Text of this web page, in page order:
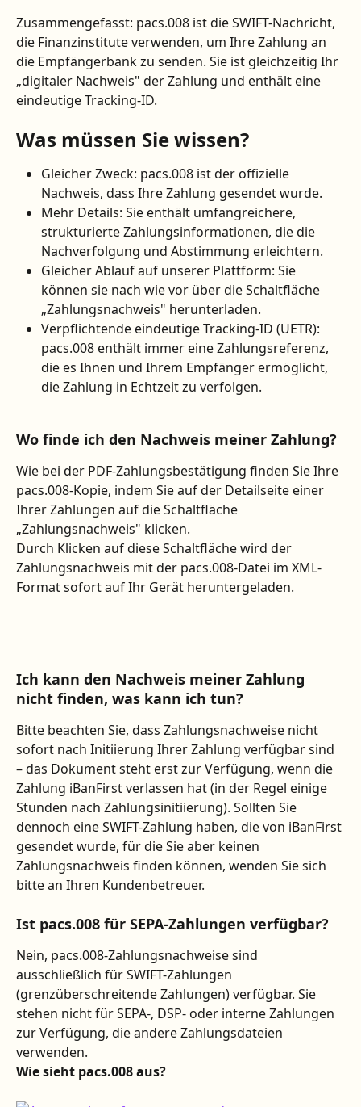
Zusammengefasst: pacs.008 ist die SWIFT-Nachricht,
die Finanzinstitute verwenden, um Ihre Zahlung an
die Empfängerbank zu senden. Sie ist gleichzeitig Ihr
„digitaler Nachweis" der Zahlung und enthält eine
eindeutige Tracking-ID.
Was müssen Sie wissen?
Gleicher Zweck: pacs.008 ist der offizielle
Nachweis, dass Ihre Zahlung gesendet wurde.
Mehr Details: Sie enthält umfangreichere,
strukturierte Zahlungsinformationen, die die
Nachverfolgung und Abstimmung erleichtern.
Gleicher Ablauf auf unserer Plattform: Sie
können sie nach wie vor über die Schaltfläche
„Zahlungsnachweis" herunterladen.
Verpflichtende eindeutige Tracking-ID (UETR):
pacs.008 enthält immer eine Zahlungsreferenz,
die es Ihnen und Ihrem Empfänger ermöglicht,
die Zahlung in Echtzeit zu verfolgen.
Wo finde ich den Nachweis meiner Zahlung?
Wie bei der PDF-Zahlungsbestätigung finden Sie Ihre
pacs.008-Kopie, indem Sie auf der Detailseite einer
Ihrer Zahlungen auf die Schaltfläche
„Zahlungsnachweis" klicken.
Durch Klicken auf diese Schaltfläche wird der
Zahlungsnachweis mit der pacs.008-Datei im XML-
Format sofort auf Ihr Gerät heruntergeladen.
Ich kann den Nachweis meiner Zahlung
nicht finden, was kann ich tun?
Bitte beachten Sie, dass Zahlungsnachweise nicht
sofort nach Initiierung Ihrer Zahlung verfügbar sind
– das Dokument steht erst zur Verfügung, wenn die
Zahlung iBanFirst verlassen hat (in der Regel einige
Stunden nach Zahlungsinitiierung). Sollten Sie
dennoch eine SWIFT-Zahlung haben, die von iBanFirst
gesendet wurde, für die Sie aber keinen
Zahlungsnachweis finden können, wenden Sie sich
bitte an Ihren Kundenbetreuer.
Ist pacs.008 für SEPA-Zahlungen verfügbar?
Nein, pacs.008-Zahlungsnachweise sind
ausschließlich für SWIFT-Zahlungen
(grenzüberschreitende Zahlungen) verfügbar. Sie
stehen nicht für SEPA-, DSP- oder interne Zahlungen
zur Verfügung, die andere Zahlungsdateien
verwenden.
Wie sieht pacs.008 aus?